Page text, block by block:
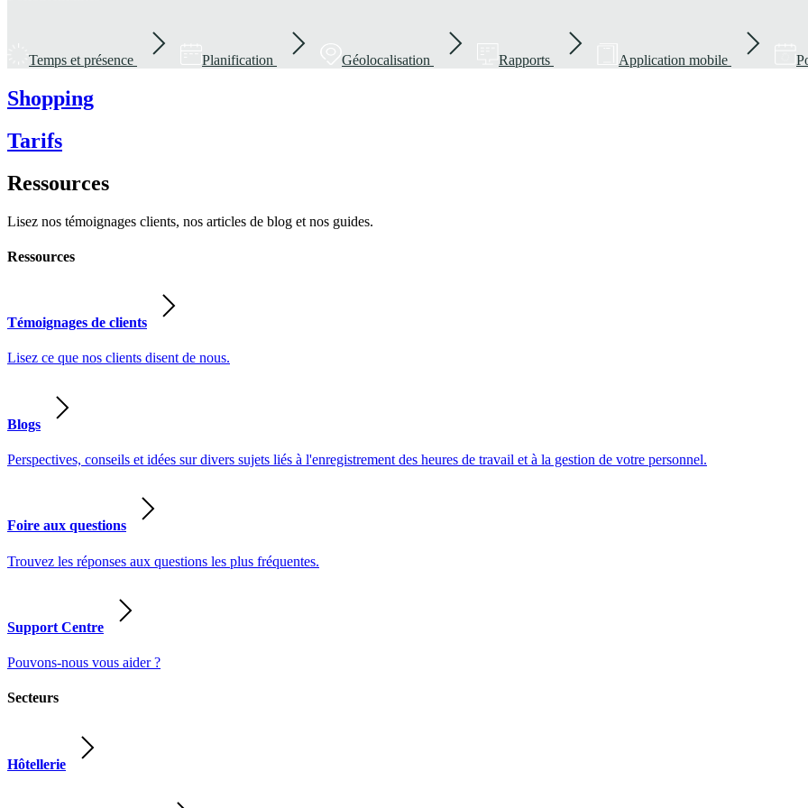
Temps et présence Planification Géolocalisation Rapports Application mobile
Shopping
Tarifs
Ressources
Lisez nos témoignages clients, nos articles de blog et nos guides.
Ressources
Témoignages de clients
Lisez ce que nos clients disent de nous.
Blogs
Perspectives, conseils et idées sur divers sujets liés à l'enregistrement des heures de travail et à la gestion de votre personnel.
Foire aux questions
Trouvez les réponses aux questions les plus fréquentes.
Support Centre
Pouvons-nous vous aider ?
Secteurs
Hôtellerie